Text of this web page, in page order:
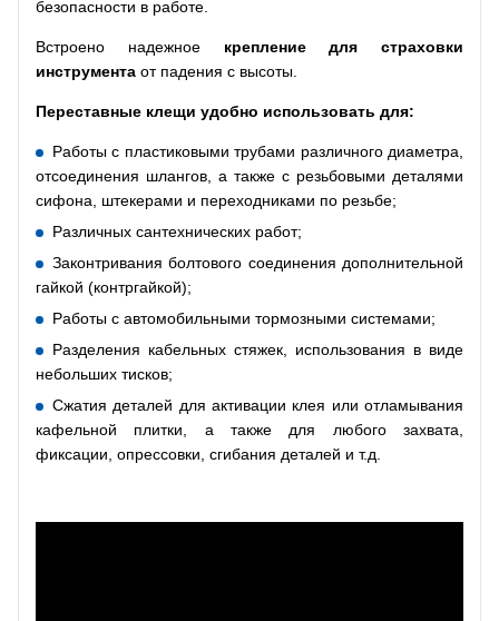
безопасности в работе.
Встроено надежное крепление для страховки
инструмента от падения с высоты.
Переставные клещи удобно использовать для:
Работы с пластиковыми трубами различного диаметра,
отсоединения шлангов, а также с резьбовыми деталями
сифона, штекерами и переходниками по резьбе;
Различных сантехнических работ;
Законтривания болтового соединения дополнительной
гайкой (контргайкой);
Работы с автомобильными тормозными системами;
Разделения кабельных стяжек, использования в виде
небольших тисков;
Сжатия деталей для активации клея или отламывания
кафельной плитки, а также для любого захвата,
фиксации, опрессовки, сгибания деталей и т.д.